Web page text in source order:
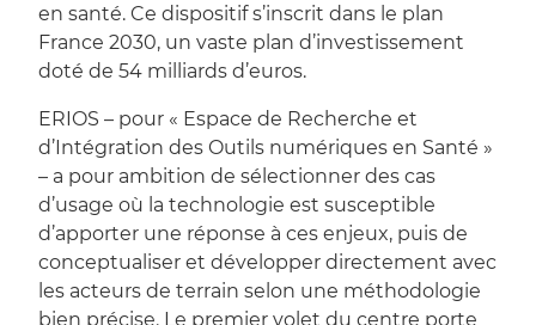
en santé. Ce dispositif s’inscrit dans le plan
France 2030, un vaste plan d’investissement
doté de 54 milliards d’euros.
ERIOS – pour « Espace de Recherche et
d’Intégration des Outils numériques en Santé »
– a pour ambition de sélectionner des cas
d’usage où la technologie est susceptible
d’apporter une réponse à ces enjeux, puis de
conceptualiser et développer directement avec
les acteurs de terrain selon une méthodologie
bien précise. Le premier volet du centre porte